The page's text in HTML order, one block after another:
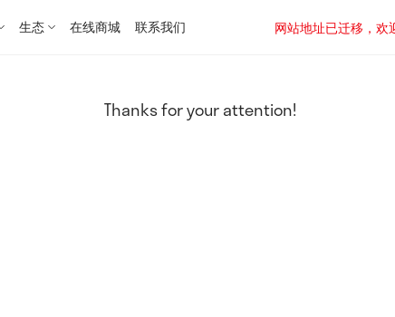
生态 在线商城 联系我们
网站地址已迁移，
Thanks for your attention!